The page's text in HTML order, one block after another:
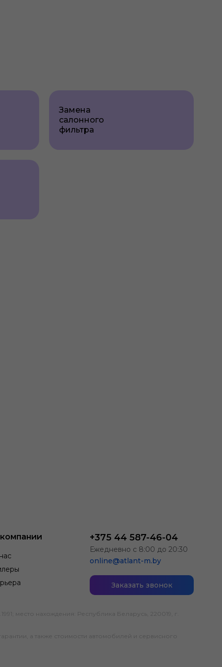
Замена
салонного
фильтра
+375 44 587-46-04
Ежедневно с 8:00 до 20:30
online@atlant-m.by
Заказать звонок
место нахождения: Республика Беларусь, 220019, г.
а также стоимости автомобилей и сервисного